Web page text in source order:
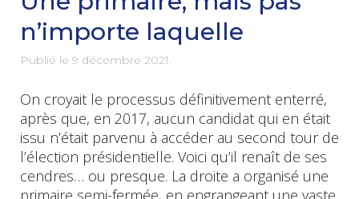
n’importe laquelle
Publié le 9 décembre 2021
On croyait le processus définitivement enterré,
après que, en 2017, aucun candidat qui en était
issu n’était parvenu à accéder au second tour de
l’élection présidentielle. Voici qu’il renaît de ses
cendres… ou presque. La droite a organisé une
primaire semi-fermée, en engrangeant une vaste